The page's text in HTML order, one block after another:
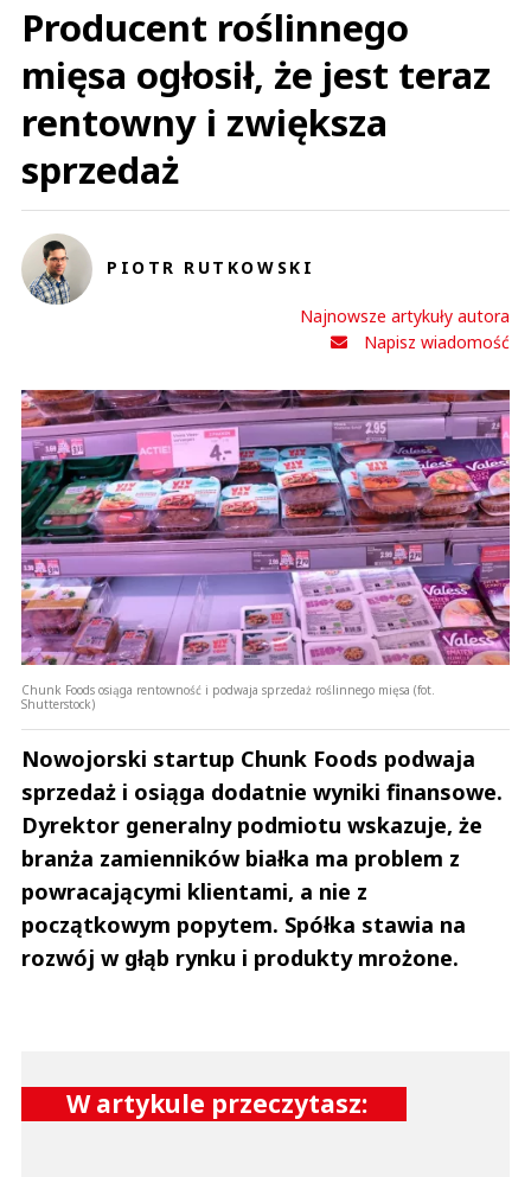
Producent roślinnego
mięsa ogłosił, że jest teraz
rentowny i zwiększa
sprzedaż
PIOTR RUTKOWSKI
Najnowsze artykuły autora
Napisz wiadomość
Chunk Foods osiąga rentowność i podwaja sprzedaż roślinnego mięsa (fot.
Shutterstock)
Nowojorski startup Chunk Foods podwaja
sprzedaż i osiąga dodatnie wyniki finansowe.
Dyrektor generalny podmiotu wskazuje, że
branża zamienników białka ma problem z
powracającymi klientami, a nie z
początkowym popytem. Spółka stawia na
rozwój w głąb rynku i produkty mrożone.
W artykule przeczytasz: